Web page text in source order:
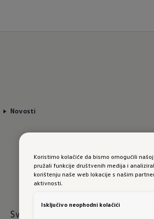
Novosti
Sve je novo u novom modelu ID.3
Koristimo kolačiće da bismo omogućili
pružali funkcije društvenih medija i
korištenju naše web lokacije s našim
aktivnosti.
Isključivo neophodni kolačići